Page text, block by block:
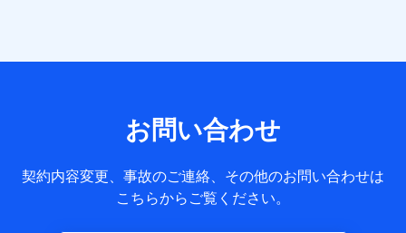
送信履歴などの情報）が含まれます。
約に関する情報。例として、保険契約者及び被保険者の氏
名、住所、生年月日、性別、保険契約者と被保険者の関係、
保険加入の目的、保険商品の内容、保険料、保険料のお支払
お問い合わせ
契約内容変更、事故のご連絡、その他のお問い合わせは
こちらからご覧ください。